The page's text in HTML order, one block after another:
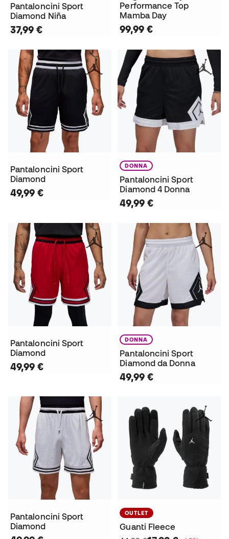
Pantaloncini Sport
Diamond Niña
37,99 €
Performance Top
Mamba Day
99,99 €
Pantaloncini Sport
Diamond
49,99 €
DONNA
Pantaloncini Sport
Diamond 4 Donna
49,99 €
Pantaloncini Sport
Diamond
49,99 €
DONNA
Pantaloncini Sport
Diamond da Donna
49,99 €
Pantaloncini Sport
Diamond
OUTLET
Guanti Fleece